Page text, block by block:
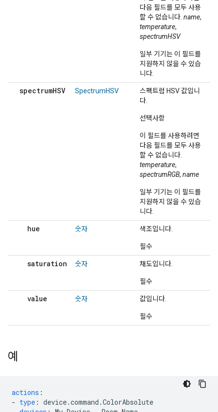
다음 필드를 모두 사용
할 수 없습니다. name,
temperature,
spectrumHSV
일부 기기는 이 필드를
지원하지 않을 수 있습
니다.
spectrumHSV SpectrumHSV
스펙트럼 HSV 값입니
다.
선택사항
이 필드를 사용하려면
다음 필드를 모두 사용
할 수 없습니다.
temperature,
spectrumRGB, name
일부 기기는 이 필드를
지원하지 않을 수 있습
니다.
hue 숫자 색조입니다.
필수
saturation 숫자 채도입니다.
필수
value 숫자 값입니다.
필수
예
actions :
- type : device.command.ColorAbsolute